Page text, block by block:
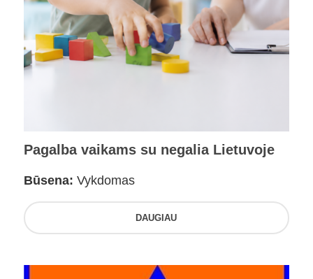
Pagalba vaikams su negalia Lietuvoje
Būsena: Vykdomas
DAUGIAU